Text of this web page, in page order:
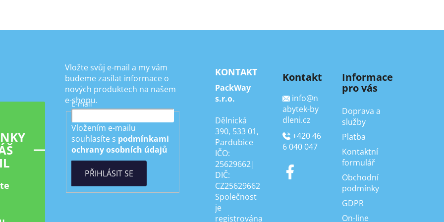
Vložte svůj e-mail a my vám
budeme zasílat informace o
nových produktech na našem
e-shopu.
E-mail
Vložením e-mailu
souhlasíte s podmínkami
ochrany osobních údajů
PŘIHLÁSIT SE
KONTAKT
PackWay
s.r.o.
Dělnická
390, 533 01,
Pardubice
IČO:
25629662|
DIČ:
CZ25629662
Společnost
je
registrována
Kontakt
info@n
abytek-by
dleni.cz
+420 46
6 040 047
Informace
pro vás
Doprava a
služby
Platba
Kontaktní
formulář
Obchodní
podmínky
GDPR
On-line